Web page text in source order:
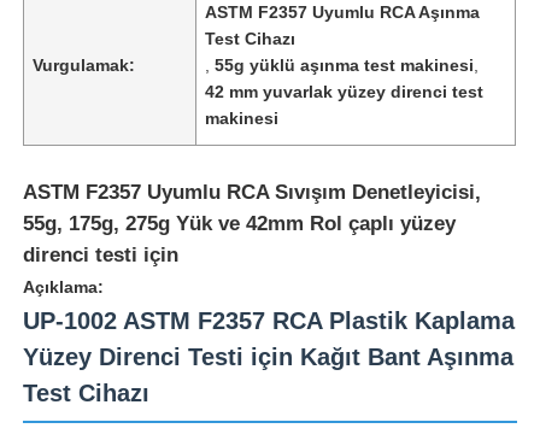
Vurgulamak:
ASTM F2357 Uyumlu RCA Aşınma
Test Cihazı
,55g yüklü aşınma test makinesi
42 mm yuvarlak yüzey direnci test
makinesi
ASTM F2357 Uyumlu RCA Sıvışım Denetleyicisi,
55g, 175g, 275g Yük ve 42mm Rol çaplı yüzey
direnci testi için
Açıklama:
UP-1002 ASTM F2357 RCA Plastik Kaplama
Yüzey Direnci Testi için Kağıt Bant Aşınma
Test Cihazı